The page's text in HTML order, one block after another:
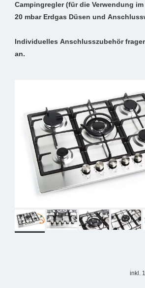
Campingregler (für die Verwendung im
20 mbar Erdgas Düsen und
Individuelles Anschlusszubehör
an.
inkl.